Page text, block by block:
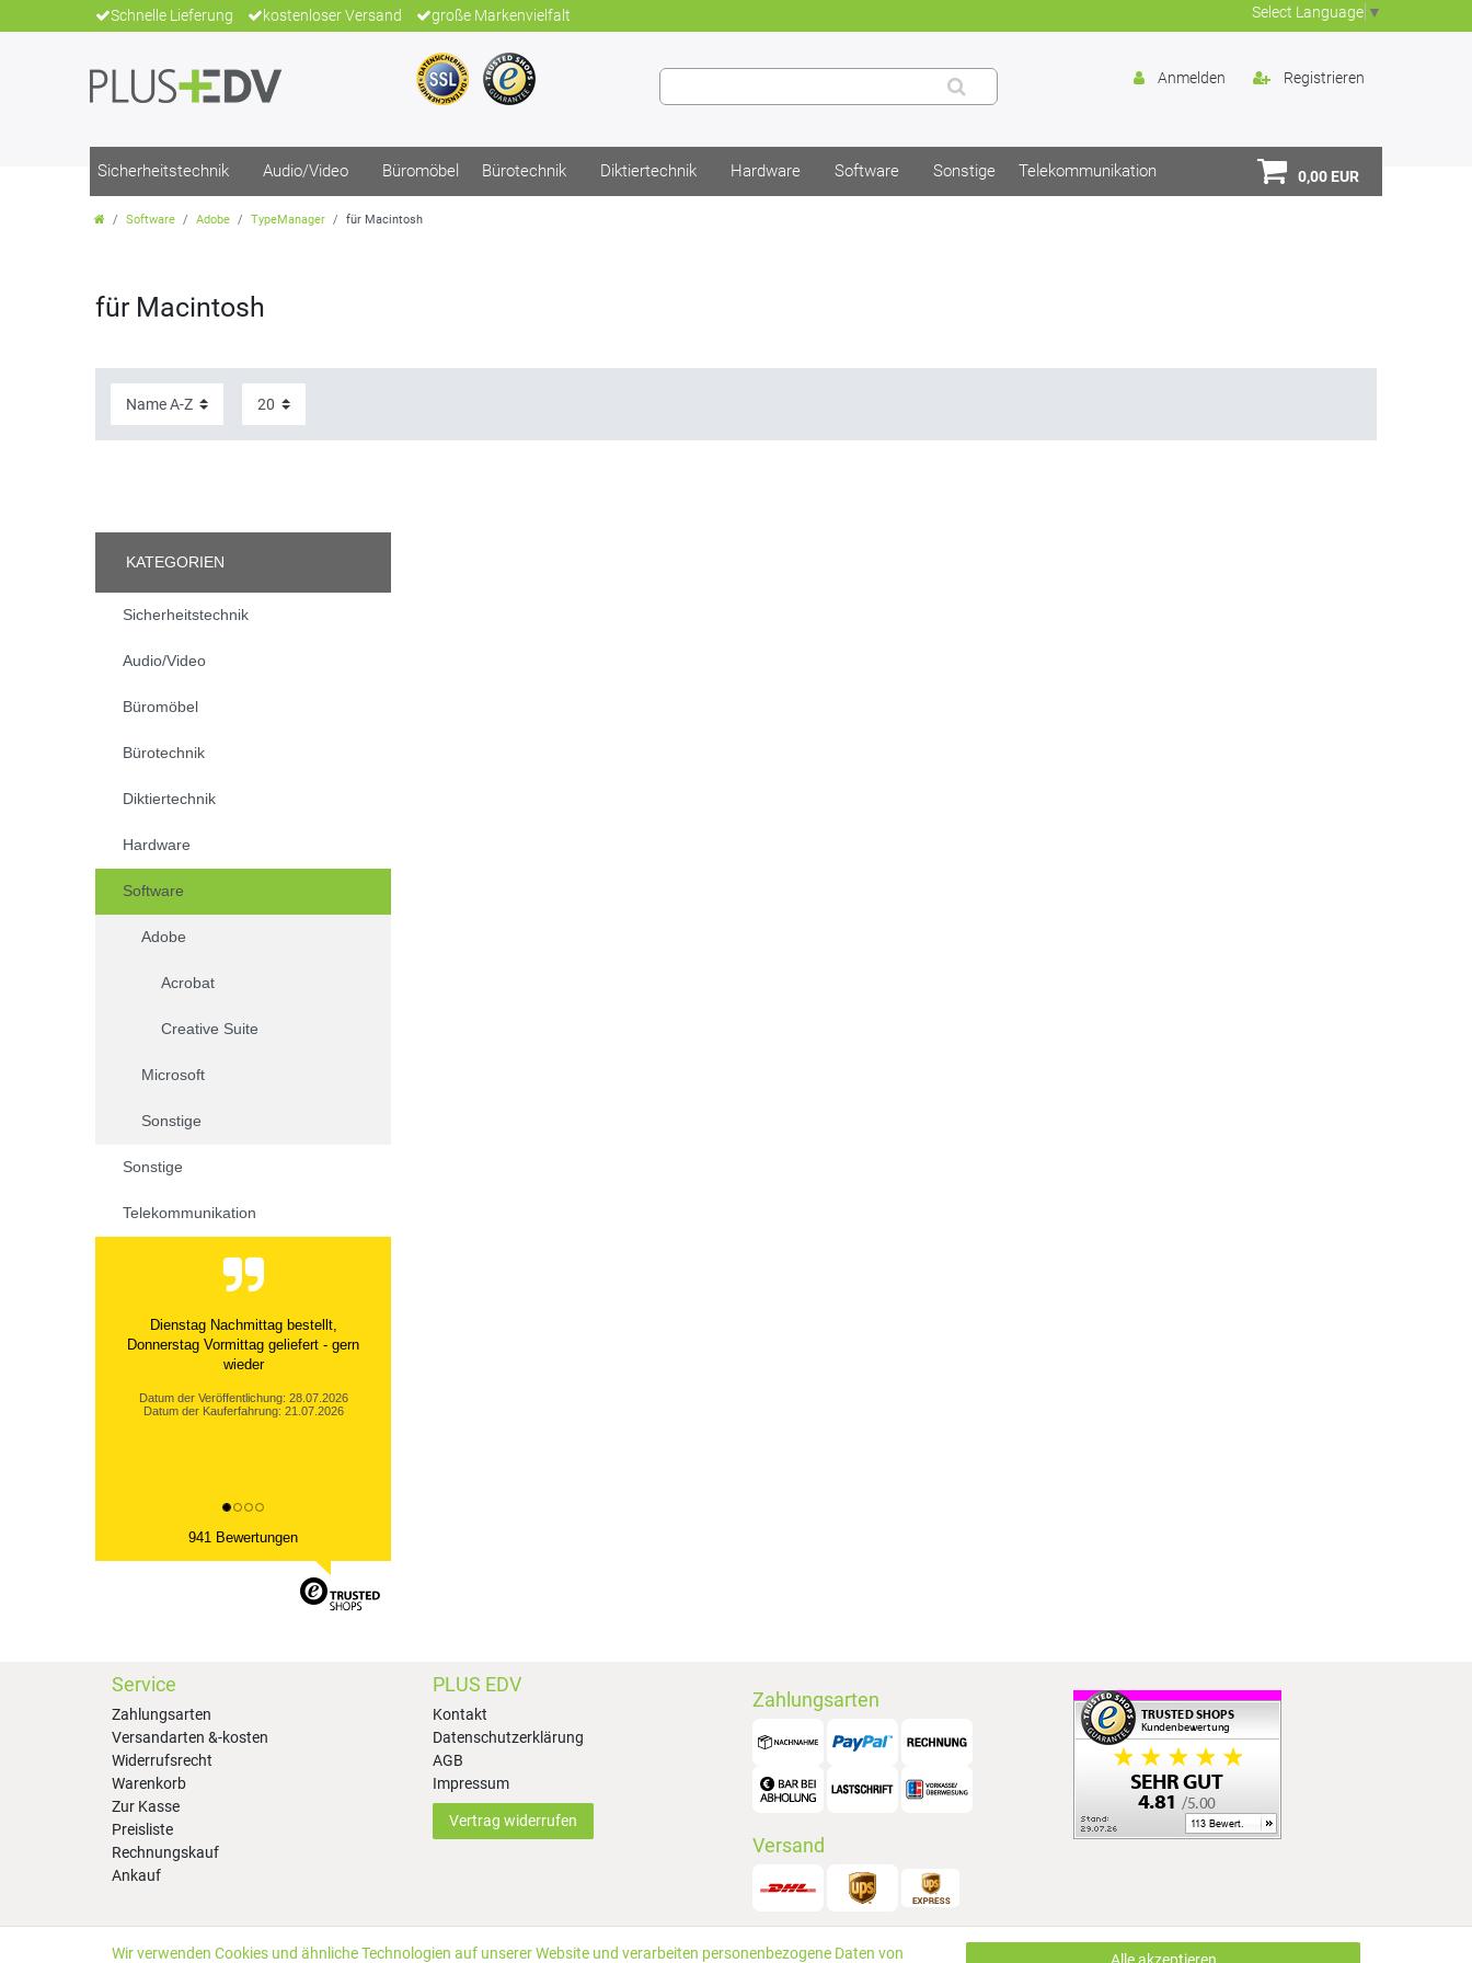
Schnelle Lieferung kostenloser Versand große Markenvielfalt Select Language ▼
Anmelden Registrieren
Sicherheitstechnik Audio/Video Büromöbel Bürotechnik Diktiertechnik Hardware Software Sonstige Telekommunikation 0,00 EUR
Software Adobe TypeManager für Macintosh
für Macintosh
KATEGORIEN
Sicherheitstechnik
Audio/Video
Büromöbel
Bürotechnik
Diktiertechnik
Hardware
Software
Adobe
Acrobat
Creative Suite
Microsoft
Sonstige
Sonstige
Telekommunikation
Dienstag Nachmittag bestellt,
Donnerstag Vormittag geliefert - gern
wieder
Datum der Veröffentlichung: 28.07.2026
Datum der Kauferfahrung: 21.07.2026
941 Bewertungen
Service
Zahlungsarten
Versandarten &-kosten
Widerrufsrecht
Warenkorb
Zur Kasse
Preisliste
Rechnungskauf
Ankauf
PLUS EDV
Kontakt
Datenschutzerklärung
AGB
Impressum
Vertrag widerrufen
Zahlungsarten
Versand
Wir verwenden Cookies und ähnliche Technologien auf unserer Website und verarbeiten personenbezogene Daten von